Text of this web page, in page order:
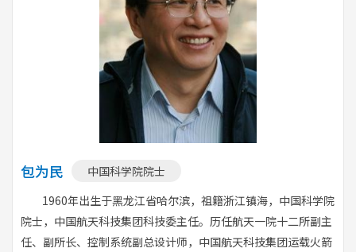
包为民
中国科学院院士
1960年出生于黑龙江省哈尔滨，祖籍浙江镇海，中国科学院
院士，中国航天科技集团科技委主任。历任航天一院十二所副主
任、副所长、控制系统副总设计师，中国航天科技集团运载火箭